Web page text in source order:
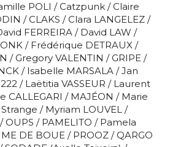
lestermes et conditions
obligatoire
/ Organisation
lestermes et conditions
obligatoire
POLI / Catzpunk / Claire
/ CLAKS / Clara LANGELEZ /
FERREIRA / David LAW /
/ Frédérique DETRAUX /
/ Gregory VALENTIN / GRIPE /
/ Isabelle MARSALA / Jan
/ Laëtitia VASSEUR / Laurent
CALLEGARI / MAJÉON / Marie
/ Myriam LOUVEL /
OUPS / PAMELITO / Pamela
DE BOUE / PROOZ / QARGO